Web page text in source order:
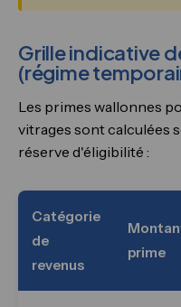
Grille indicative
(régime
Les primes wallonnes
vitrages sont calculées
réserve d'éligibilité :
Catégorie
de
revenus
prime